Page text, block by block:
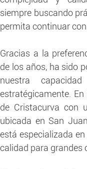
siempre buscando
permita continuar
Gracias a la
de los años, ha sido
nuestra
estratégicamente.
de Cristacurva con
ubicada en San
está especializada
calidad para grandes